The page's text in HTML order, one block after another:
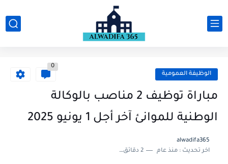
الوظيفة العمومية
0
مباراة توظيف 2 مناصب بالوكالة
الوطنية للموانئ آخر أجل 1 يونيو 2025
alwadifa365
اخر تحديث :منذ عام 2 دقائق للقراءة